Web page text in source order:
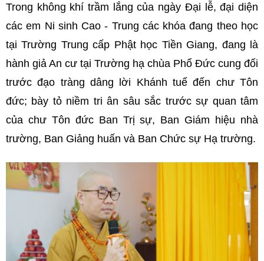
Trong không khí trầm lắng của ngày Đại lễ, đại diện
các em Ni sinh Cao - Trung các khóa đang theo học
tại Trường Trung cấp Phật học Tiền Giang, đang là
hành giả An cư tại Trường hạ chùa Phổ Đức cung đối
trước đạo tràng dâng lời Khánh tuế đến chư Tôn
đức; bày tỏ niềm tri ân sâu sắc trước sự quan tâm
của chư Tôn đức Ban Trị sự, Ban Giám hiệu nhà
trường, Ban Giảng huấn và Ban Chức sự Hạ trường.